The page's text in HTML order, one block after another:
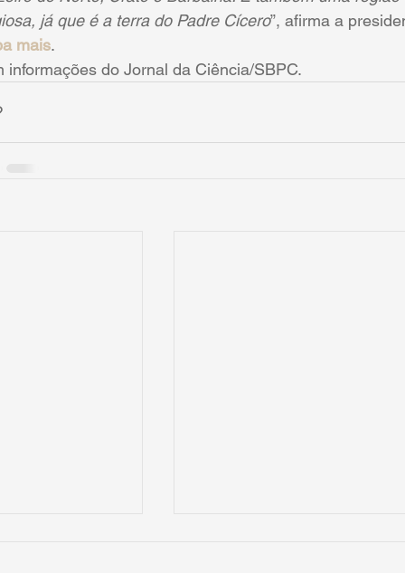
já que é a terra do Padre Cícero”, afirma a
mais.
informações do Jornal da Ciência/SBPC.